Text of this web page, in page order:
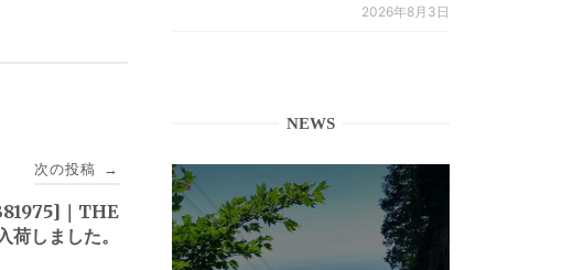
次の投稿 →
｜THE
しました。
2026年8月3日
NEWS